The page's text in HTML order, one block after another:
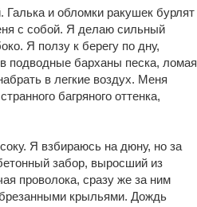
и обломки ракушек бурлят
с собой. Я делаю сильный
Я ползу к берегу по дну,
подводные барханы песка, ломая
в легкие воздух. Меня
багряного оттенка,
Я взбираюсь на дюну, но за
забор, выросший из
проволока, сразу же за ним
крыльями. Дождь